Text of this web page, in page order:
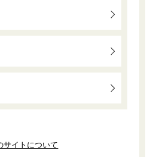
サイトについて